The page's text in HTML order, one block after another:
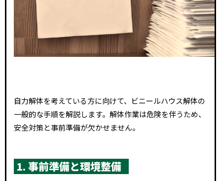
自力解体を考えている方に向けて、ビニールハウス解体の
一般的な手順を解説します。解体作業は危険を伴うため、
安全対策と事前準備が欠かせません。
1. 事前準備と環境整備